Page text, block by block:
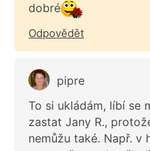
dobré
Odpovědět
pipre
To si ukládám, líbí se
zastat Jany R.,
nemůžu také. Např. v